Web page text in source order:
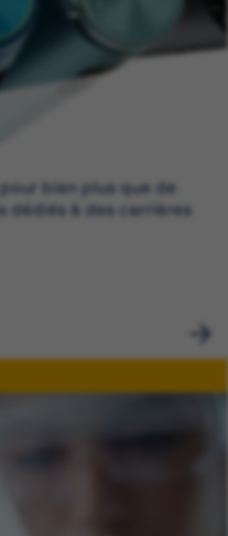
pour bien plus que de
dédiés à des carrières